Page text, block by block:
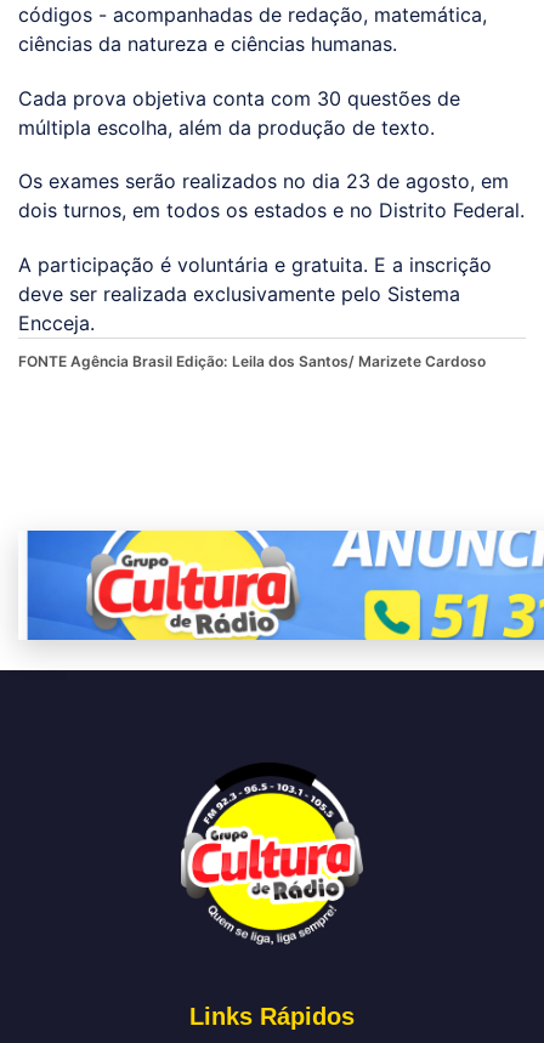
códigos - acompanhadas de redação, matemática,
ciências da natureza e ciências humanas.
Cada prova objetiva conta com 30 questões de
múltipla escolha, além da produção de texto.
Os exames serão realizados no dia 23 de agosto, em
dois turnos, em todos os estados e no Distrito Federal.
A participação é voluntária e gratuita. E a inscrição
deve ser realizada exclusivamente pelo Sistema
Encceja.
FONTE Agência Brasil Edição: Leila dos Santos/ Marizete Cardoso
Links Rápidos